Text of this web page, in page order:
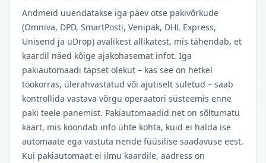
Andmeid uuendatakse iga päev otse pakivõrkude
(Omniva, DPD, SmartPosti, Venipak, DHL Express,
Unisend ja uDrop) avalikest allikatest, mis tähendab, et
kaardil näed kõige ajakohasemat infot. Iga
pakiautomaadi täpset olekut – kas see on hetkel
töökorras, ülerahvastatud või ajutiselt suletud – saab
kontrollida vastava võrgu operaatori süsteemis enne
paki teele panemist. Pakiautomaadid.net on sõltumatu
kaart, mis koondab info ühte kohta, kuid ei halda ise
automaate ega vastuta nende füüsilise saadavuse eest.
Kui pakiautomaat ei ilmu kaardile, aadress on